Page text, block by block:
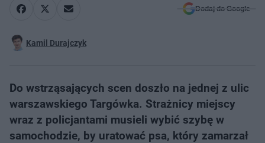
Dodaj do Google
Kamil Durajczyk
Do wstrząsających scen doszło na jednej z ulic
warszawskiego Targówka. Strażnicy miejscy
wraz z policjantami musieli wybić szybę w
samochodzie, by uratować psa, który zamarzał